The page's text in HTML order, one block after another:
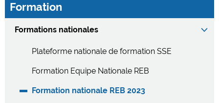
Formation
Formations nationales
Plateforme nationale de formation SSE
Formation Equipe Nationale REB
Formation nationale REB 2023